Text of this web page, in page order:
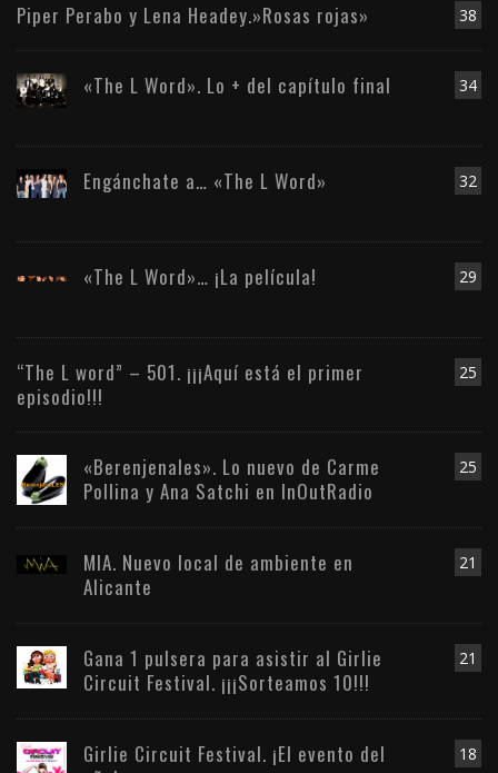
38
Piper Perabo y Lena Headey.»Rosas rojas»
34
«The L Word». Lo + del capítulo final
32
Engánchate a… «The L Word»
29
«The L Word»… ¡La película!
25
“The L word” – 501. ¡¡¡Aquí está el primer
episodio!!!
25
«Berenjenales». Lo nuevo de Carme
Pollina y Ana Satchi en InOutRadio
21
MIA. Nuevo local de ambiente en
Alicante
21
Gana 1 pulsera para asistir al Girlie
Circuit Festival. ¡¡¡Sorteamos 10!!!
18
Girlie Circuit Festival. ¡El evento del